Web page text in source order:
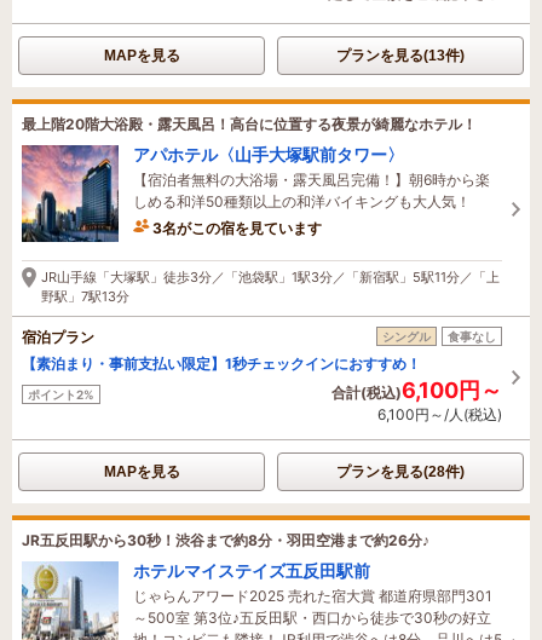
MAPを見る プランを見る(13件)
最上階20階大浴殿・露天風呂！高台に位置する夜景が綺麗なホテル！
アパホテル〈山手大塚駅前タワー〉
【宿泊者無料の大浴場・露天風呂完備！】朝6時から楽
しめる和洋50種類以上の和洋バイキングも大人気！
3名がこの宿を見ています
JR山手線「大塚駅」徒歩3分／「池袋駅」1駅3分／「新宿駅」5駅11分／「上
野駅」7駅13分
宿泊プラン シングル 食事なし
【素泊まり・事前支払い限定】1秒チェックインにおすすめ！
ポイント2% 合計(税込)6,100円～
6,100円～/人(税込)
MAPを見る プランを見る(28件)
JR五反田駅から30秒！渋谷まで約8分・羽田空港まで約26分♪
ホテルマイステイズ五反田駅前
じゃらんアワード2025 売れた宿大賞 都道府県部門301
～500室 第3位♪五反田駅・西口から徒歩で30秒の好立